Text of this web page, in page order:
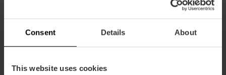
Consent Details About
This website uses cookies